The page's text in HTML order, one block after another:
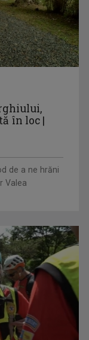
în loc |
de a ne hrăni
Valea